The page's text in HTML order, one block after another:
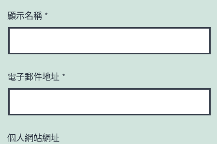
顯示名稱 *
電子郵件地址 *
個人網站網址